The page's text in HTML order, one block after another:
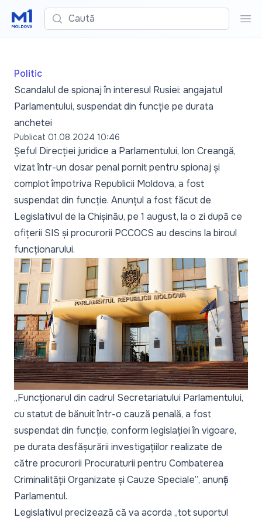
Caută
Politic
Scandalul de spionaj în interesul Rusiei: angajatul
Parlamentului, suspendat din funcție pe durata
anchetei
Publicat 01.08.2024 10:46
Șeful Direcției juridice a Parlamentului, Ion Creangă,
vizat într-un dosar penal pornit pentru spionaj și
complot împotriva Republicii Moldova, a fost
suspendat din funcție. Anunțul a fost făcut de
Legislativul de la Chișinău, pe 1 august, la o zi după ce
ofițerii SIS și procurorii PCCOCS au descins la biroul
funcționarului.
„Funcționarul din cadrul Secretariatului Parlamentului,
cu statut de bănuit într-o cauză penală, a fost
suspendat din funcție, conform legislației în vigoare,
pe durata desfășurării investigațiilor realizate de
către procurorii Procuraturii pentru Combaterea
Criminalității Organizate și Cauze Speciale”, anunță
Parlamentul.
Legislativul precizează că va acorda „tot suportul